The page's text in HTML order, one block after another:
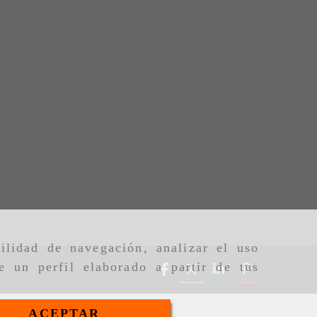
de navegación, analizar el uso
un perfil elaborado a partir de tus
ACEPTAR